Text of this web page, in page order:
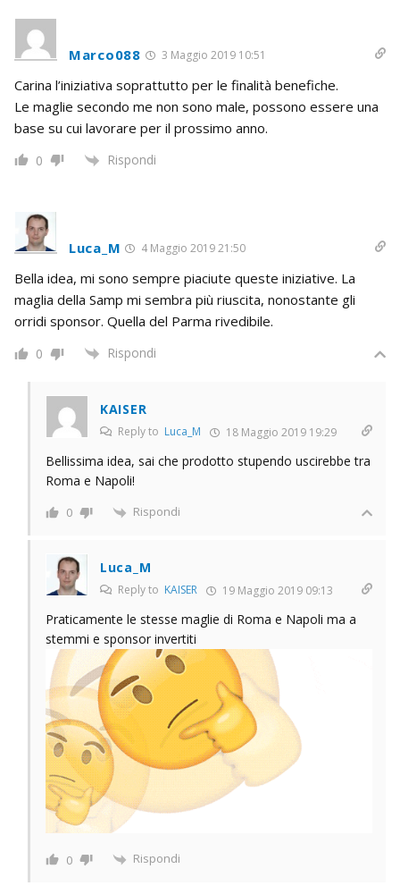
Marco088 3 Maggio 2019 10:51
Carina l’iniziativa soprattutto per le finalità benefiche.
Le maglie secondo me non sono male, possono essere una
base su cui lavorare per il prossimo anno.
0 Rispondi
Luca_M 4 Maggio 2019 21:50
Bella idea, mi sono sempre piaciute queste iniziative. La
maglia della Samp mi sembra più riuscita, nonostante gli
orridi sponsor. Quella del Parma rivedibile.
0 Rispondi
KAISER
Reply to Luca_M 18 Maggio 2019 19:29
Bellissima idea, sai che prodotto stupendo uscirebbe tra
Roma e Napoli!
0 Rispondi
Luca_M
Reply to KAISER 19 Maggio 2019 09:13
Praticamente le stesse maglie di Roma e Napoli ma a
stemmi e sponsor invertiti
0 Rispondi